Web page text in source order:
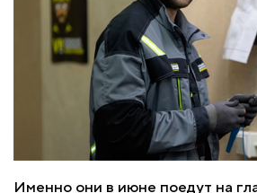
Именно они в июне поедут на